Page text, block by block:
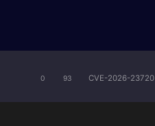
0 93 CVE-2026-23720